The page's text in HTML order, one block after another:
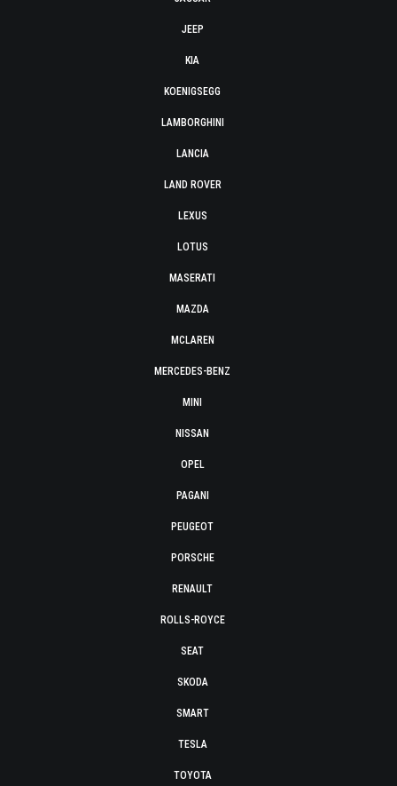
JEEP
KIA
KOENIGSEGG
LAMBORGHINI
LANCIA
LAND ROVER
LEXUS
LOTUS
MASERATI
MAZDA
MCLAREN
MERCEDES-BENZ
MINI
NISSAN
OPEL
PAGANI
PEUGEOT
PORSCHE
RENAULT
ROLLS-ROYCE
SEAT
SKODA
SMART
TESLA
TOYOTA